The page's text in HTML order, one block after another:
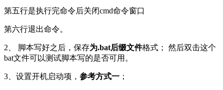
第五行是执行完命令后关闭cmd命令窗口
第六行退出命令。
2、 脚本写好之后，保存为.bat后缀文件格式； 然后双击这个
bat文件可以测试脚本写的是否可用。
3、设置开机启动项， 参考方式一 ；